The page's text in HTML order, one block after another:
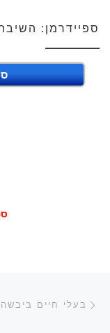
ספיידרמן:
ניווט
בעלי חיים ביבשה